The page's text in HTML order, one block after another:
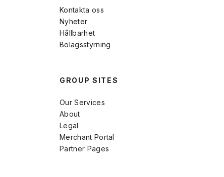
Kontakta oss
Nyheter
Hållbarhet
Bolagsstyrning
GROUP SITES
Our Services
About
Legal
Merchant Portal
Partner Pages